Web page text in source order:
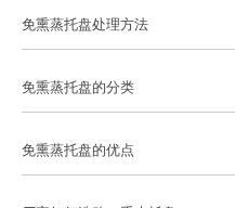
免熏蒸托盘处理方法
免熏蒸托盘的分类
免熏蒸托盘的优点